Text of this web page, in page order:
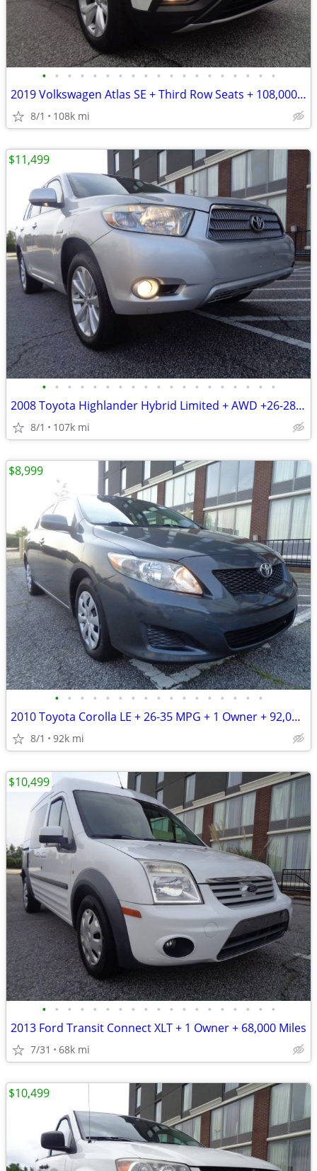
• • • • • • • • • • • • • • • • • • •
2019 Volkswagen Atlas SE + Third Row Seats + 108,000 Miles
8/1 108k mi
• • • • • • • • • • • • • • • • • • •
2008 Toyota Highlander Hybrid Limited + AWD +26-28MPG + 107,000 Miles
8/1 107k mi
$11,499
• • • • • • • • • • • • • • • • •
2010 Toyota Corolla LE + 26-35 MPG + 1 Owner + 92,000 Miles
8/1 92k mi
$8,999
• • • • • • • • • • • • • • • • • • •
2013 Ford Transit Connect XLT + 1 Owner + 68,000 Miles
7/31 68k mi
$10,499
$10,499